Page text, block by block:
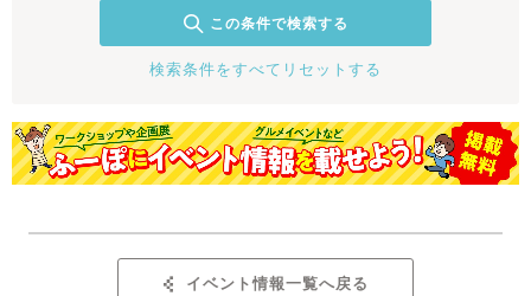
この条件で検索する
検索条件をすべてリセットする
イベント情報一覧へ戻る